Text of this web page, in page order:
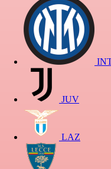
JUV
LAZ